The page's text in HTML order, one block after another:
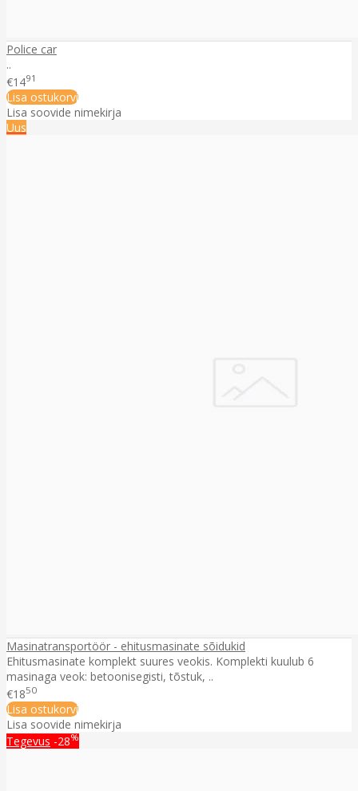
Police car
..
€1491
Lisa ostukorvi
Lisa soovide nimekirja
Uus
Masinatransportöör - ehitusmasinate sõidukid
Ehitusmasinate komplekt suures veokis. Komplekti kuulub 6
masinaga veok: betoonisegisti, tõstuk, ..
€1850
Lisa ostukorvi
Lisa soovide nimekirja
Tegevus -28%